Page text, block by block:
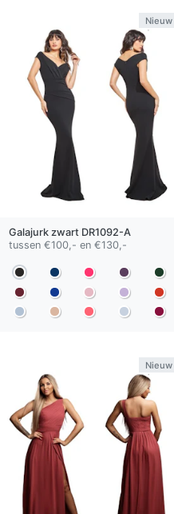
Nieuw
Galajurk zwartDR1092-A
tussen €100,- en €130,-
Nieuw